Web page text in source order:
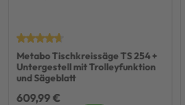
Metabo Tischkreissäge TS 254 +
Untergestell mit Trolleyfunktion
und Sägeblatt
609,99 €